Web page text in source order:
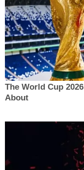
The World Cup
About